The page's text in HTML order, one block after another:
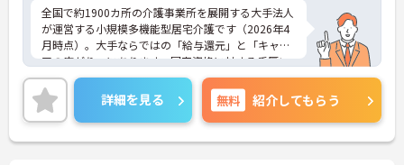
全国で約1900カ所の介護事業所を展開する大手法人
が運営する小規模多機能型居宅介護です（2026年4
月時点）。大手ならではの「給与還元」と「キャリ
アの広がり」にあります。国家資格に対する手厚い
資格手当はもちろん、勤続年数や時間帯別手当など
の各種手当が充実しており、これまでのご経験がし
っかりと給与に反映される仕組みが整っています。
また、全国展開の強固な基盤があるため、現場の介
護職からスタートし、将来的にはリーダー、サービ
詳細を見る 無料 紹介してもらう